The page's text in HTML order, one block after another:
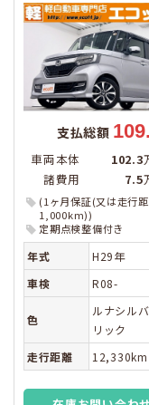
支払総額
車両本体 102.3
諸費用
7.5
(1ヶ月保証(又は走行
1,000km))
定期点検整備付き
年式
H29年
車検
R08-
色
ルナシル
リック
走行距離
12,330km